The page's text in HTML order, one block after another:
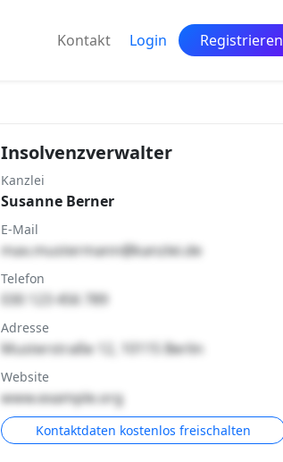
Kontakt Login Registrieren
Insolvenzverwalter
Kanzlei
Susanne Berner
E-Mail
max.mustermann@kanzlei.de
Telefon
030 123 456 789
Adresse
Musterstraße 12, 10115 Berlin
Website
www.example.org
Kontaktdaten kostenlos freischalten